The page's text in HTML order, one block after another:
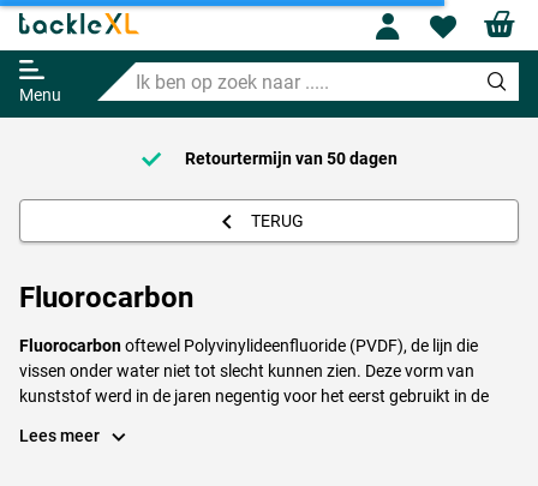
Menu
Ik
ben
op
naar
Profile
Retourtermijn van50 dagen
TERUG
Fluorocarbon
Fluorocarbonoftewel Polyvinylideenfluoride (PVDF), de lijn die
vissen onder water niet tot slecht kunnen zien. Deze vorm van
kunststof werd in de jaren negentig voor het eerst gebruikt in de
fluorcarbon zijn: Minder zichtbaar onder water, Zinkt gemakkelijk,
Lees meer